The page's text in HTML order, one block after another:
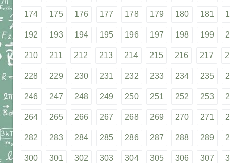
174 175 176 177 178 179 180 181
192 193 194 195 196 197 198 199
210 211 212 213 214 215 216 217
228 229 230 231 232 233 234 235
246 247 248 249 250 251 252 253
264 265 266 267 268 269 270 271
282 283 284 285 286 287 288 289
300 301 302 303 304 305 306 307